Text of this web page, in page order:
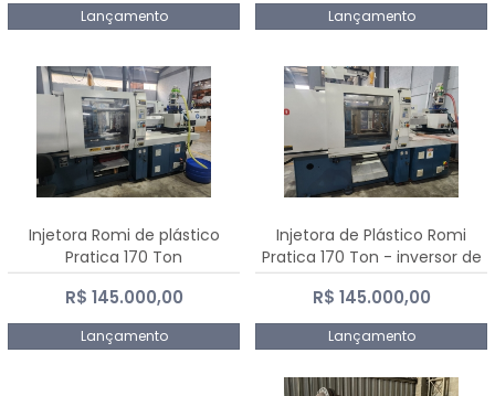
Lançamento Lançamento
Injetora Romi de plástico
Pratica 170 Ton
R$ 145.000,00
Lançamento
Injetora de Plástico Romi
Pratica 170 Ton - inversor de
frequência NR 12
R$ 145.000,00
Lançamento